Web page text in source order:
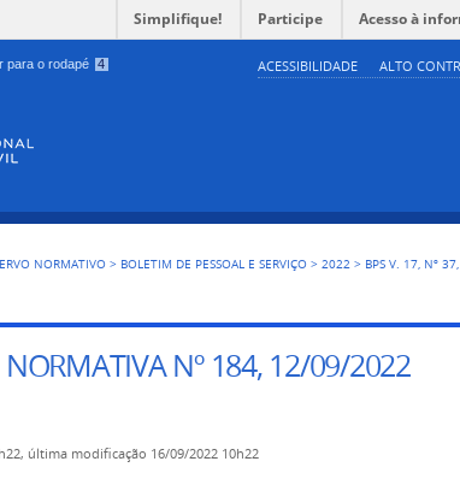
para o rodapé 4 ACESSIBILIDADE ALTO
Simplifique! Participe Acesso à
NORMATIVO > BOLETIM DE PESSOAL E SERVIÇO >2022 > BPS V. 17, Nº
NORMATIVA Nº 184, 12/09/2022
última modificação 16/09/2022 10h22